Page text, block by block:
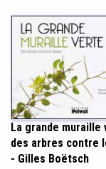
La grande muraille
des arbres contre
- Gilles Boëtsch